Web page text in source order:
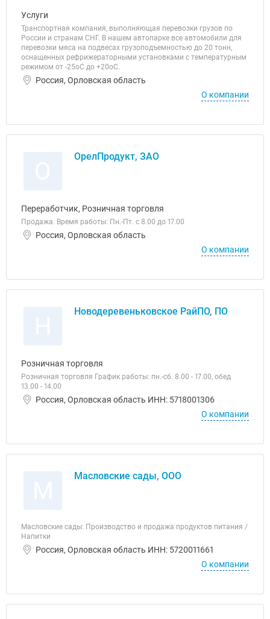
Услуги
Транспортная компания, выполняющая перевозки грузов по
России и странам СНГ. В нашем автопарке все автомобили для
перевозки мяса на подвесах грузоподъемностью до 20 тонн,
оснащенных рефрижераторными установками с температурным
режимом от -25оС до +20оС.
Россия, Орловская область
О компании
ОрелПродукт, ЗАО
Переработчик, Розничная торговля
Продажа. Время работы: Пн.-Пт. с 8.00 до 17.00
Россия, Орловская область
О компании
Новодеревеньковское РайПО, ПО
Розничная торговля
Розничная торговля График работы: пн.-сб. 8.00 - 17.00, обед
13.00 - 14.00
Россия, Орловская область ИНН: 5718001306
О компании
Масловские сады, ООО
Масловские сады: Производство и продажа продуктов питания /
Напитки
Россия, Орловская область ИНН: 5720011661
О компании